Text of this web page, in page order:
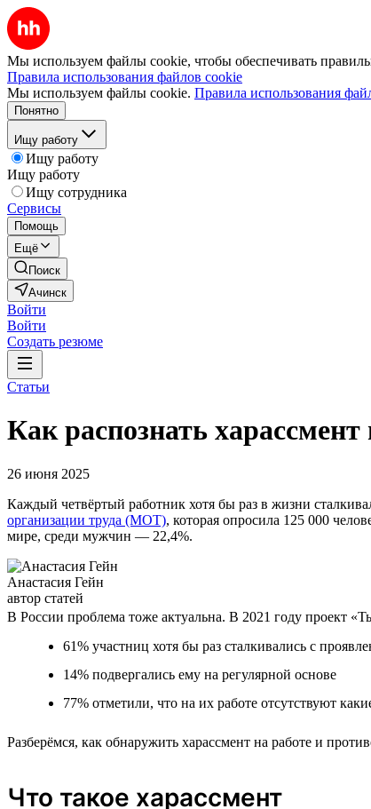
Мы используем файлы cookie, чтобы обеспечивать
Правила использования файлов cookie
Мы используем файлы cookie. Правила использования
Понятно
Ищу работу
Ищу работу
Ищу работу
Ищу сотрудника
Сервисы
Помощь
Ещё
Поиск
Ачинск
Войти
Войти
Создать резюме
Статьи
Как распознать
26 июня 2025
Каждый четвёртый работник хотя бы раз в жизни
организации труда (МОТ), которая опросила 125 000
мире, среди мужчин — 22,4%.
Анастасия Гейн
автор статей
В России проблема тоже актуальна. В 2021 году проект
61% участниц хотя бы раз сталкивались с
14% подвергались ему на регулярной основе
77% отметили, что на их работе отсутствуют
Разберёмся, как обнаружить харассмент на работе и
Что такое харассмент